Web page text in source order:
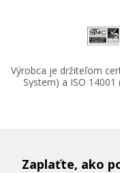
Výrobca je držiteľom
System) a ISO
Zaplaťte, ako